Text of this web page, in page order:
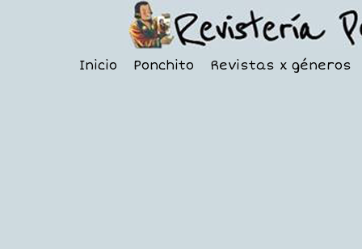
Inicio Ponchito Revistas x géneros